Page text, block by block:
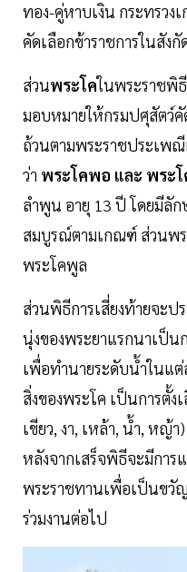
ทอง-คู่หาบเงิน กระทรว
คัดเลือกข้าราชการในสั
ส่วนพระโคในพระราชพิ
มอบหมายให้กรมปศุสัตว์
ถ้วนตามพระราชประเพ
ว่า พระโคพอ และ พระโ
ลำพูน อายุ 13 ปี โดยมีลั
สมบูรณ์ตามเกณฑ์ ส่วนพร
พระโคพูล
ส่วนพิธีการเสี่ยงท้ายจะป
นุ่งของพระยาแรกนาเป็
เพื่อทำนายระดับน้ำในแต่
สิ่งของพระโค เป็นการตั้ง
เขียว, งา, เหล้า, น้ำ, หญ้
หลังจากเสร็จพิธีจะมีการ
พระราชทานเพื่อเป็นขวั
ร่วมงานต่อไป